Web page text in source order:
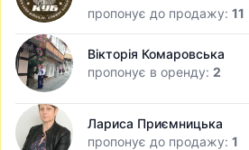
пропонує до продажу: 11
Вікторія Комаровська
пропонує в оренду: 2
Лариса Приємницька
пропонує до продажу: 1